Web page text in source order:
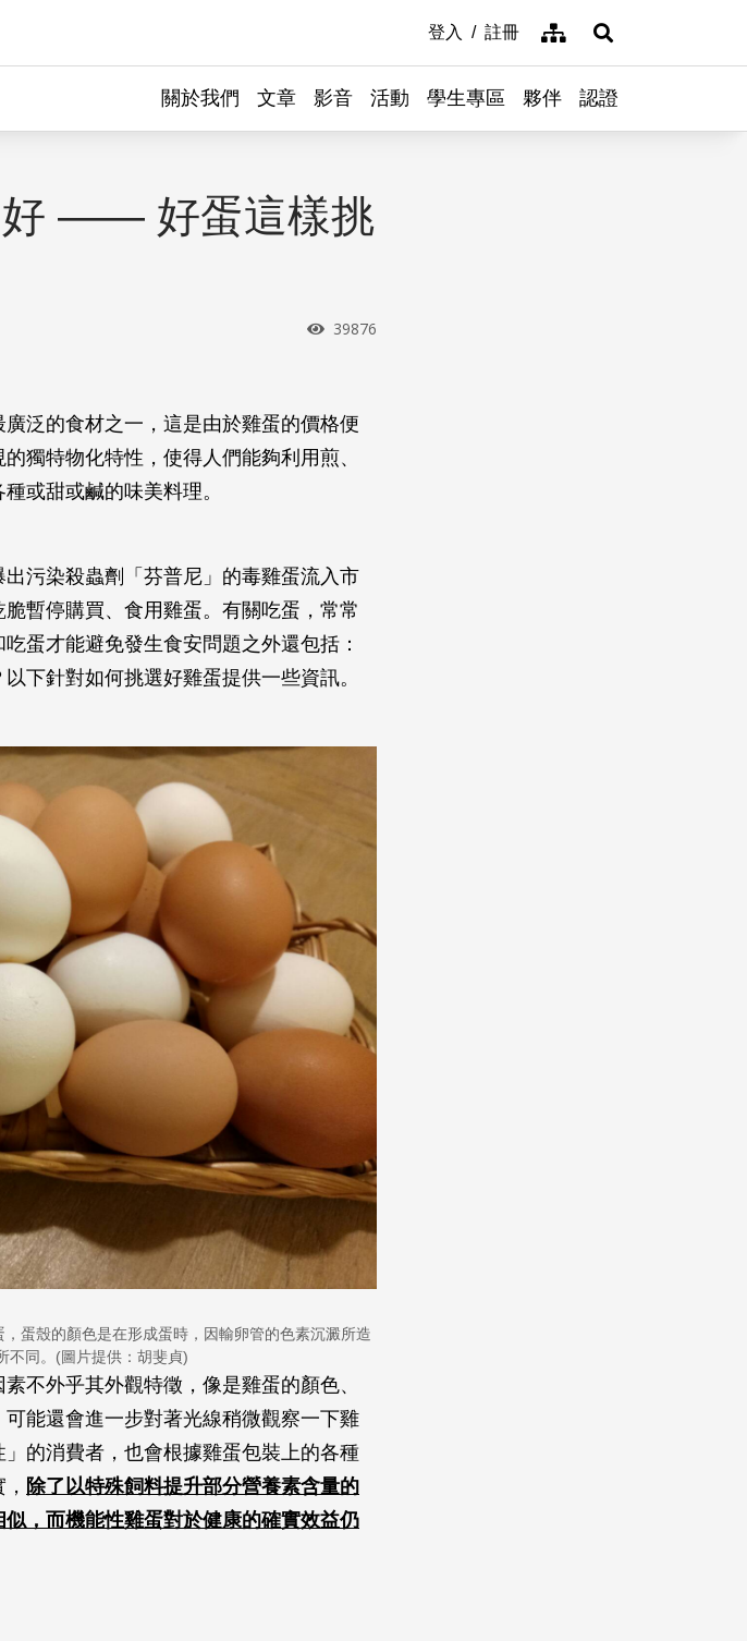
登入 註冊 網站導覽展開搜尋
關於我們 文章 影音 活動 學生專區 夥伴 認證
好 —— 好蛋這樣挑
瀏覽次數
39876
泛的食材之一，這是由於雞蛋的價格便
獨特物化特性，使得人們能夠利用煎、
或甜或鹹的味美料理。
污染殺蟲劑「芬普尼」的毒雞蛋流入市
暫停購買、食用雞蛋。有關吃蛋，常常
蛋才能避免發生食安問題之外還包括：
下針對如何挑選好雞蛋提供一些資訊。
蛋殼的顏色是在形成蛋時，因輸卵管的色素沉澱所造
不同。(圖片提供：胡斐貞)
不外乎其外觀特徵，像是雞蛋的顏色、
能還會進一步對著光線稍微觀察一下雞
的消費者，也會根據雞蛋包裝上的各種
除了以特殊飼料提升部分營養素含量的
，而機能性雞蛋對於健康的確實效益仍